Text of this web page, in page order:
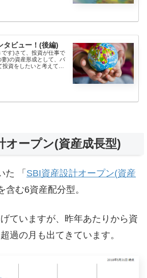
タビュー！(後編)
す)さて、投資が仕事で
)の資産形成として、バ
投資をしたいと考えてい
オープン(資産成長型)
た 「 SBI資産設計オープン(資産
含む6資産配分型。
ていますが、昨年あたりから資
過の月も出てきています。